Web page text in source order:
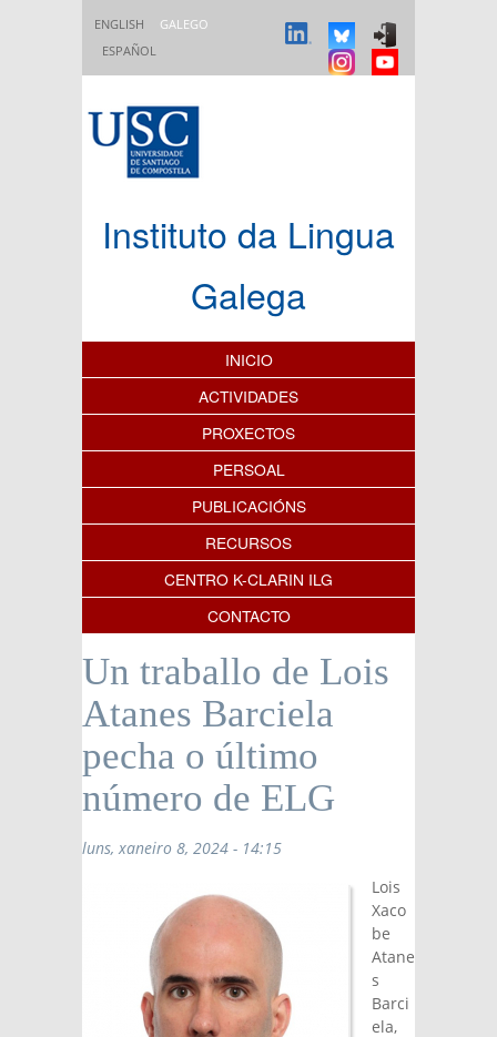
ENGLISH
GALEGO
ESPAÑOL
Instituto da Lingua
Galega
Índice de contidos
INICIO
ACTIVIDADES
PROXECTOS
PERSOAL
PUBLICACIÓNS
RECURSOS
CENTRO K-CLARIN ILG
CONTACTO
Un traballo de Lois
Atanes Barciela
pecha o último
número de ELG
luns, xaneiro 8, 2024 - 14:15
Lois
Xaco
be
Atane
s
Barci
ela,